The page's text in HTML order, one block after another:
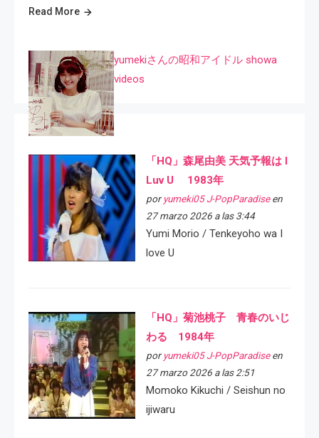
Read More
yumekiさんの昭和アイドル showa
videos
「HQ」森尾由美 天気予報は I
Luv U 1983年
por yumeki05 J-PopParadiseen
27 marzo 2026 a las 3:44
Yumi Morio / Tenkeyoho wa I
love U
「HQ」菊池桃子 青春のいじ
わる 1984年
por yumeki05 J-PopParadiseen
27 marzo 2026 a las 2:51
Momoko Kikuchi / Seishun no
ijiwaru